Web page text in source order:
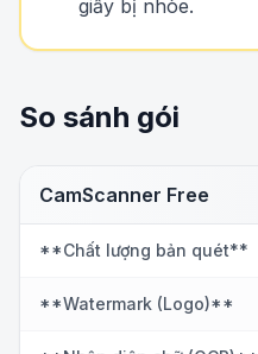
giấy bị nhòe.
So sánh gói
CamScanner Free
**Chất lượng bản quét**
**Watermark (Logo)**